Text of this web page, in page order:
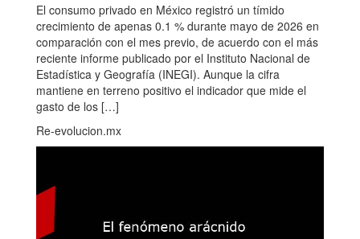
El consumo privado en México registró un tímido
crecimiento de apenas 0.1 % durante mayo de 2026 en
comparación con el mes previo, de acuerdo con el más
reciente informe publicado por el Instituto Nacional de
Estadística y Geografía (INEGI). Aunque la cifra
mantiene en terreno positivo el indicador que mide el
gasto de los […]
Re-evolucion.mx